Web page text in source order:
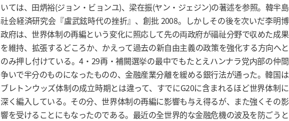
いては、田炳裕(ジョン・ビョンユ)、梁在振(ヤン・ジェジン)の著述を参照。韓半島
社会経済研究会『盧武鉉時代の挫折』、創批 2008。しかしその後を次いだ李明博
政府は、世界体制の再編という変化に照応して先の両政府が福祉分野で収めた成果
を維持、拡張するどころか、かえって過去の新自由主義の政策を強化する方向へと
のみ押し付けている。4・29再・補闕選挙の最中でもたとえハンナラ党内部の仲間
争いで半分のものになったものの、金融産業分離を緩める銀行法が通った。韓国は
ブレトンウッズ体制の成立時期とは違って、すでにG20に含まれるほど世界体制に
深く編入している。その分、世界体制の再編に影響も与え得るが、また強くその影
響を受けることにもなったのである。最近の全世界的な金融危機の波及を防ごうと